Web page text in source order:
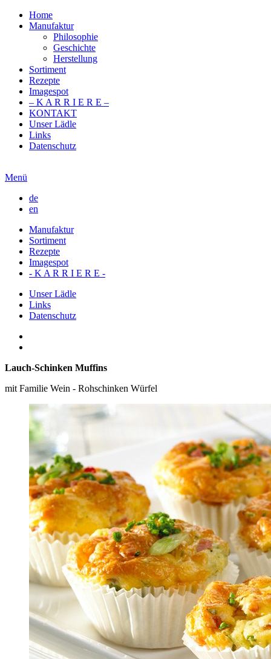
Home
Manufaktur
Philosophie
Geschichte
Herstellung
Sortiment
Rezepte
Imagespot
– K A R R I E R E –
KONTAKT
Unser Lädle
Links
Datenschutz
Menü
de
en
Manufaktur
Sortiment
Rezepte
Imagespot
- K A R R I E R E -
Unser Lädle
Links
Datenschutz
Lauch-Schinken Muffins
mit Familie Wein - Rohschinken Würfel